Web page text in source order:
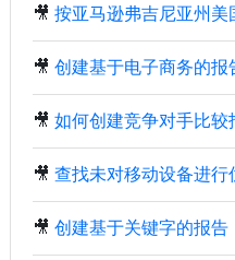
🎥 按亚马逊弗吉尼亚州美
🎥 创建基于电子商务的报
🎥 如何创建竞争对手比较
🎥 查找未对移动设备进行
🎥 创建基于关键字的报告